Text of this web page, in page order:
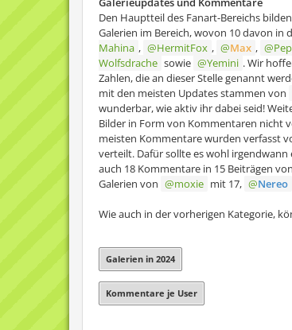
Den Hauptteil des Fanart-Bereichs
Galerien im Bereich, wovon 10 davon in
Mahina , HermitFox , Max ,
Wolfsdrache sowie Yemini . Wir
Zahlen, die an dieser Stelle genannt
mit den meisten Updates stammen von
wunderbar, wie aktiv ihr dabei seid!
Bilder in Form von Kommentaren nicht
meisten Kommentare wurden verfasst
verteilt. Dafür sollte es wohl irgendwann
auch 18 Kommentare in 15 Beiträgen von
Galerien von
moxie mit 17, Nereo
Wie auch in der vorherigen Kategorie,
Galerien in 2024
Kommentare je User